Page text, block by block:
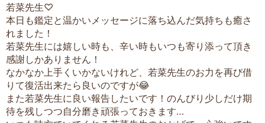
若菜先生♡
本日も鑑定と温かいメッセージに落ち込んだ気持ちも癒さ
れました！
若菜先生には嬉しい時も、辛い時もいつも寄り添って頂き
感謝しかありません！
なかなか上手くいかないけれど、若菜先生のお力を再び借
りて復活出来たら良いのですが😂
また若菜先生に良い報告したいです！のんびり少しだけ期
待を残しつつ自分磨き頑張っておきます…